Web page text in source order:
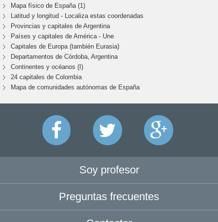
Mapa físico de España (1)
Latitud y longitud - Localiza estas coordenadas
Provincias y capitales de Argentina
Países y capitales de América - Une
Capitales de Europa (también Eurasia)
Departamentos de Córdoba, Argentina
Continentes y océanos (I)
24 capitales de Colombia
Mapa de comunidades autónomas de España
Soy profesor
Preguntas frecuentes